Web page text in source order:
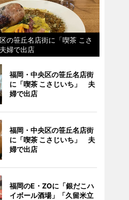
の笹丘名店街に「喫茶 こさ
婦で出店
福岡・中央区の笹丘名店街
に「喫茶 こさじいち」 夫
婦で出店
福岡・中央区の笹丘名店街
に「喫茶 こさじいち」 夫
婦で出店
福岡のE・ZOに「銀だこハ
イボール酒場」「久留米立